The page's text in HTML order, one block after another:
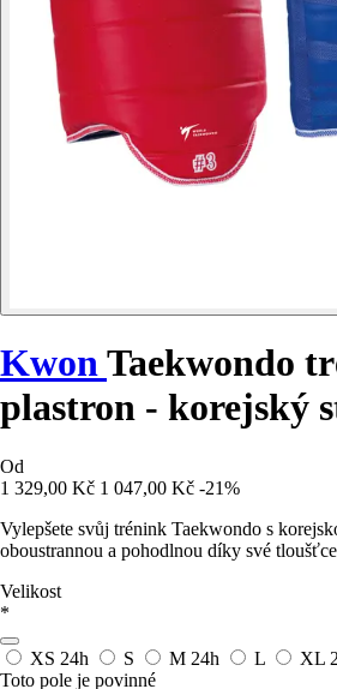
KwonTaekwondo
plastron - korejský
Od
1 329,00 Kč 1 047,00 Kč -21%
Vylepšete svůj trénink Taekwondo s
oboustrannou a pohodlnou díky své
Velikost
*
XS 24h S M 24h L XL
Toto pole je povinné